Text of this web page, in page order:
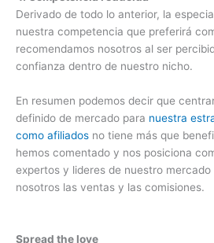
Derivado de todo lo anterior, la
nuestra competencia que preferirá
recomendamos nosotros al ser
confianza dentro de nuestro nicho.
En resumen podemos decir que
definido de mercado para nuestra
como afiliados no tiene más que
hemos comentado y nos posiciona
expertos y lideres de nuestro
nosotros las ventas y las comisiones.
Spread the love